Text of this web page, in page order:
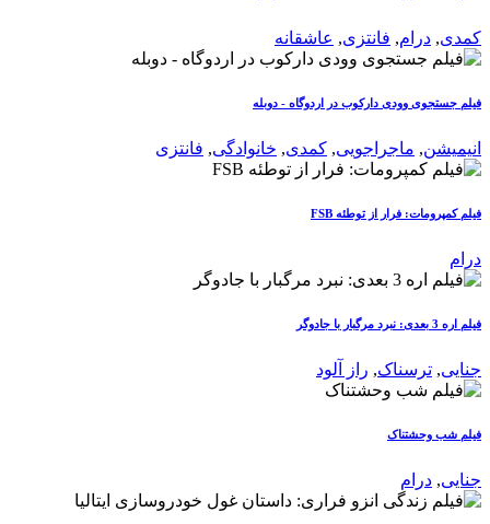
کمدی, درام, فانتزی, عاشقانه
فیلم جستجوی وودی دارکوب در اردوگاه - دوبله
انیمیشن, ماجراجویی, کمدی, خانوادگی, فانتزی
فیلم کمپرومات: فرار از توطئه‌ FSB
درام
فیلم اره 3 بعدی: نبرد مرگبار با جادوگر
جنایی, ترسناک, راز آلود
فیلم شب وحشتناک
جنایی, درام